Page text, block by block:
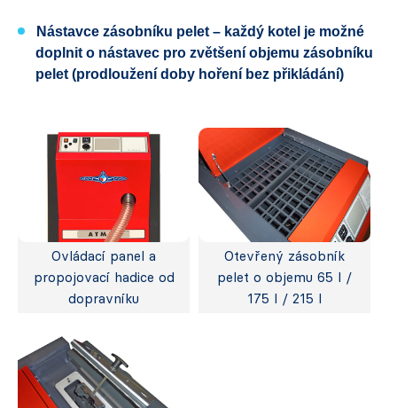
Nástavce zásobníku pelet – každý kotel je možné
doplnit o nástavec pro zvětšení objemu zásobníku
pelet (prodloužení doby hoření bez přikládání)
Ovládací panel a
propojovací hadice od
dopravníku
Otevřený zásobník
pelet o objemu 65 l /
175 l / 215 l